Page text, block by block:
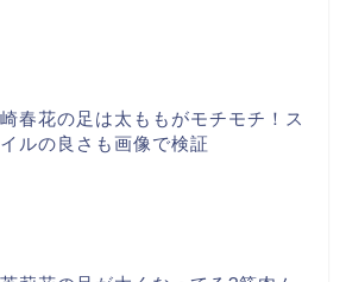
春花の足は太ももがモチモチ！ス
ルの良さも画像で検証